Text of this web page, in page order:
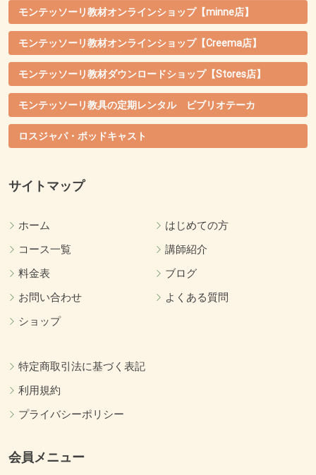
モンテッソーリ教材オンラインショップ【minne店】
モンテッソーリ教材オンラインショップ【Creema店】
モンテッソーリ教材ダウンロードショップ【Stores店】
モンテッソーリ教具の定期レンタル ビブリオテーカ
ロスジャパ・ポッドキャスト
サイトマップ
ホーム
はじめての方
コース一覧
講師紹介
料金表
ブログ
お問い合わせ
よくある質問
ショップ
特定商取引法に基づく表記
利用規約
プライバシーポリシー
会員メニュー